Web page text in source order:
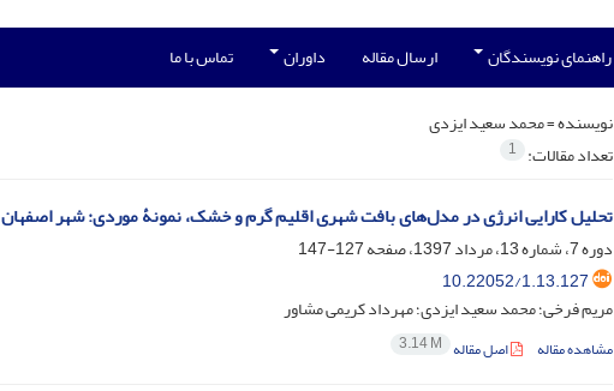
راهنمای نویسندگان ارسال مقاله داوران تماس با ما
نویسنده =محمد سعید ایزدی
تعداد مقالات: 1
تحلیل کارایی انرژی در مدل‌های بافت شهری اقلیم گرم و خشک، نمونۀ موردی: شهر اصفهان
دوره 7، شماره 13، مرداد 1397، صفحه
127-147
10.22052/1.13.127
مریم فرخی؛ محمد سعید ایزدی؛ مهرداد کریمی مشاور
مشاهده مقاله اصل مقاله 3.14 M